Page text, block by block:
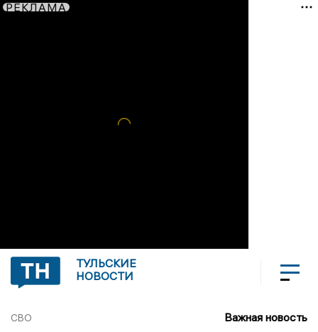
РЕКЛАМА
ТУЛЬСКИЕ
НОВОСТИ
СВО Важная новость